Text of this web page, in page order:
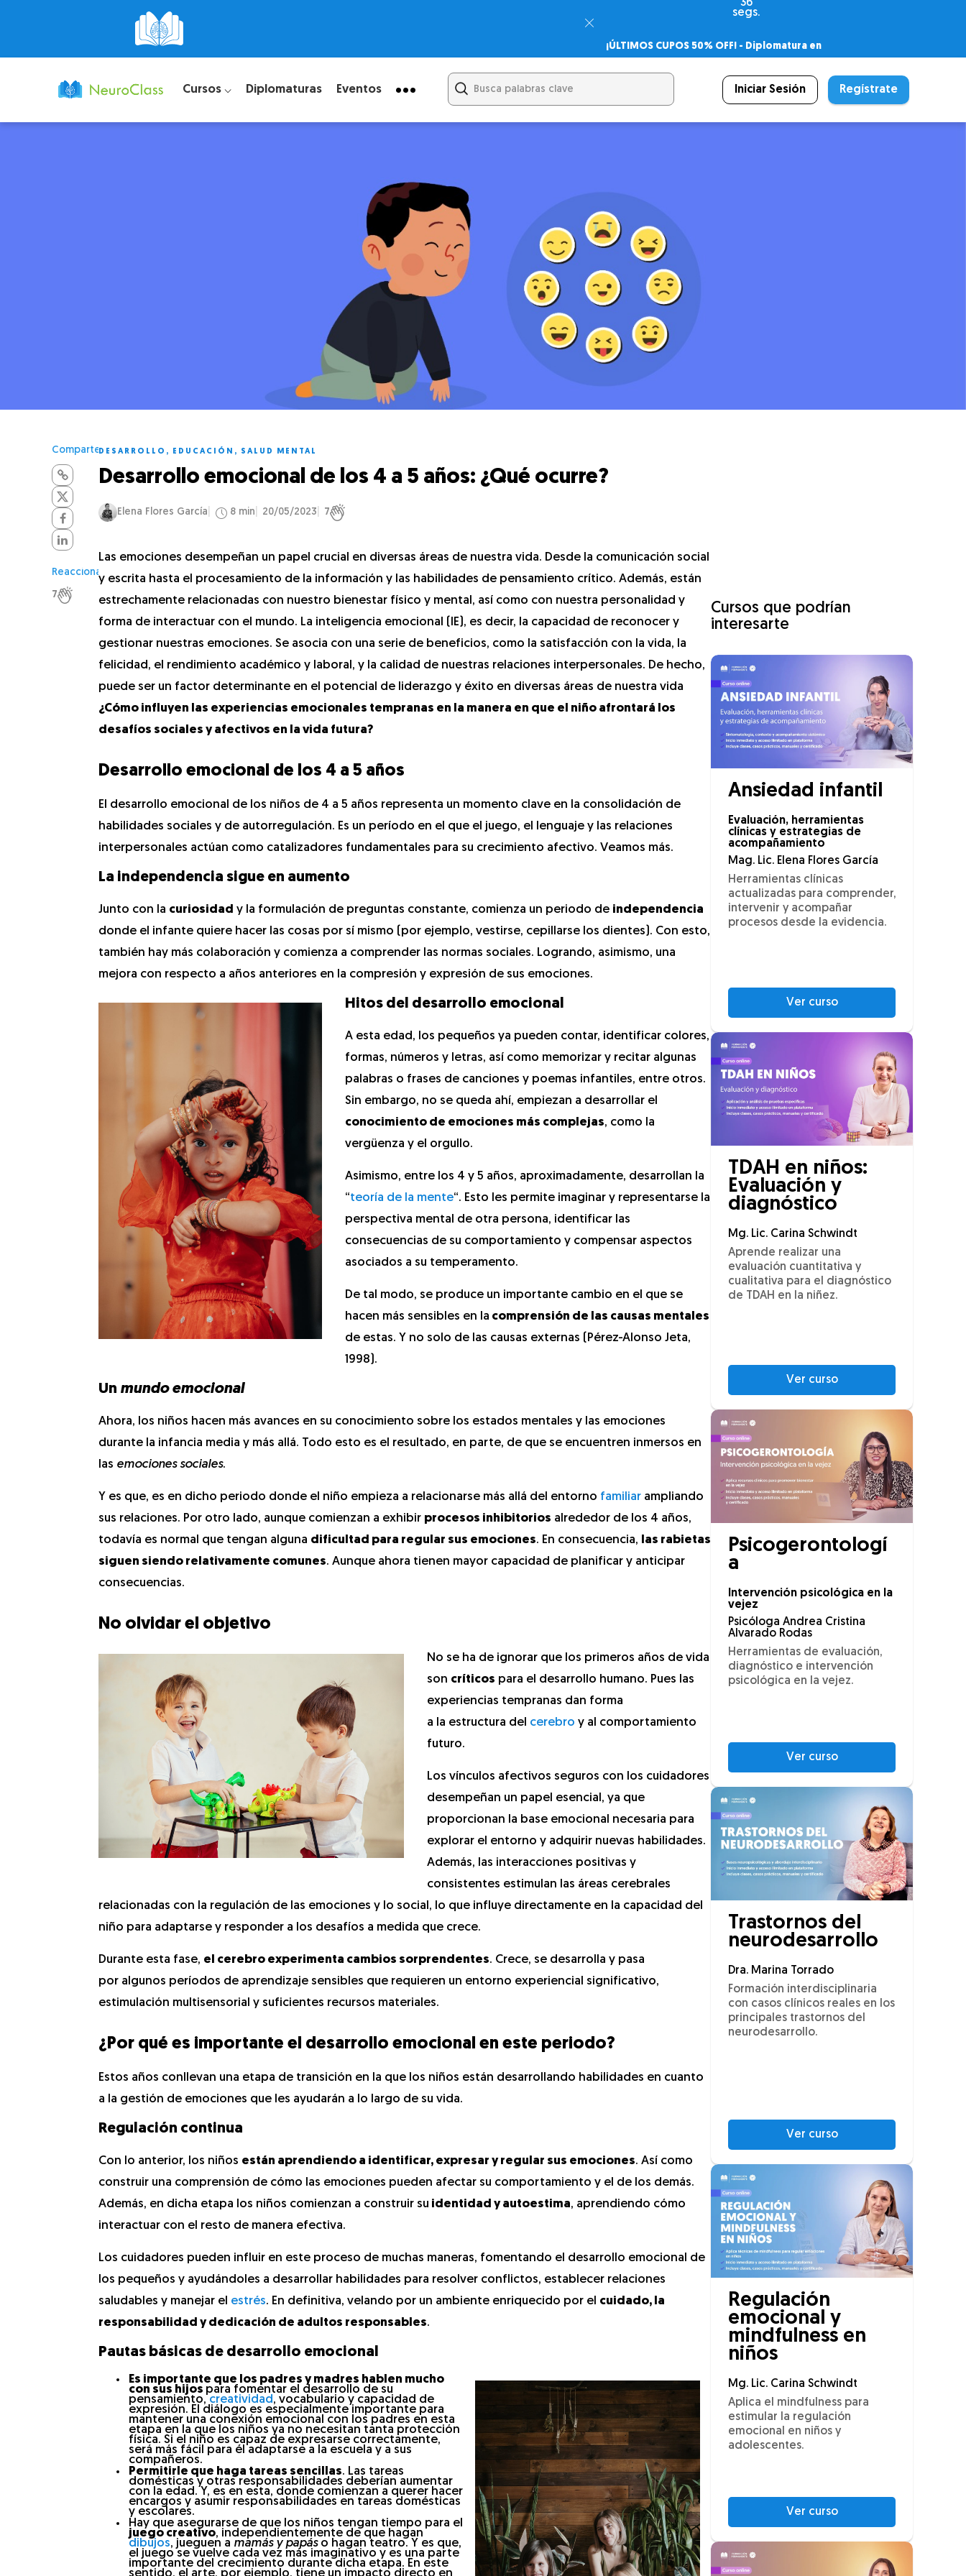
34
segs.
¡ÚLTIMOS CUPOS 50% OFF! - Diplomatura en
– Certificado Universitario
Cursos ⌵ Diplomaturas Eventos Iniciar Sesión Regístrate
Comparte
Reacciona
7
DESARROLLO , EDUCACIÓN , SALUD MENTAL
Desarrollo emocional de los 4 a 5 años: ¿Qué ocurre?
Elena Flores García 8 min 20/05/2023 7
Las emociones desempeñan un papel crucial en diversas áreas de nuestra vida. Desde la comunicación social
y escrita hasta el procesamiento de la información y las habilidades de pensamiento crítico. Además, están
estrechamente relacionadas con nuestro bienestar físico y mental, así como con nuestra personalidad y
forma de interactuar con el mundo. La inteligencia emocional (IE), es decir, la capacidad de reconocer y
gestionar nuestras emociones. Se asocia con una serie de beneficios, como la satisfacción con la vida, la
felicidad, el rendimiento académico y laboral, y la calidad de nuestras relaciones interpersonales. De hecho,
puede ser un factor determinante en el potencial de liderazgo y éxito en diversas áreas de nuestra vida
¿Cómo influyen las experiencias emocionales tempranas en la manera en que el niño afrontará los
desafíos sociales y afectivos en la vida futura?
Desarrollo emocional de los 4 a 5 años
El desarrollo emocional de los niños de 4 a 5 años representa un momento clave en la consolidación de
habilidades sociales y de autorregulación. Es un período en el que el juego, el lenguaje y las relaciones
interpersonales actúan como catalizadores fundamentales para su crecimiento afectivo. Veamos más.
La independencia sigue en aumento
Junto con la curiosidad y la formulación de preguntas constante, comienza un periodo de independencia
donde el infante quiere hacer las cosas por sí mismo (por ejemplo, vestirse, cepillarse los dientes). Con esto,
también hay más colaboración y comienza a comprender las normas sociales. Logrando, asimismo, una
mejora con respecto a años anteriores en la compresión y expresión de sus emociones.
Hitos del desarrollo emocional
A esta edad, los pequeños ya pueden contar, identificar colores,
formas, números y letras, así como memorizar y recitar algunas
palabras o frases de canciones y poemas infantiles, entre otros.
Sin embargo, no se queda ahí, empiezan a desarrollar el
conocimiento de emociones más complejas, como la
vergüenza y el orgullo.
Asimismo, entre los 4 y 5 años, aproximadamente, desarrollan la
“teoría de la mente“. Esto les permite imaginar y representarse la
perspectiva mental de otra persona, identificar las
consecuencias de su comportamiento y compensar aspectos
asociados a su temperamento.
De tal modo, se produce un importante cambio en el que se
hacen más sensibles en la comprensión de las causas mentales
de estas. Y no solo de las causas externas (Pérez-Alonso Jeta,
1998).
Un mundo emocional
Ahora, los niños hacen más avances en su conocimiento sobre los estados mentales y las emociones
durante la infancia media y más allá. Todo esto es el resultado, en parte, de que se encuentren inmersos en
las emociones sociales.
Y es que, es en dicho periodo donde el niño empieza a relacionarse más allá del entorno familiar ampliando
sus relaciones. Por otro lado, aunque comienzan a exhibir procesos inhibitorios alrededor de los 4 años,
todavía es normal que tengan alguna dificultad para regular sus emociones. En consecuencia,
las rabietas
siguen siendo relativamente comunes. Aunque ahora tienen mayor capacidad de planificar y anticipar
consecuencias.
No olvidar el objetivo
No se ha de ignorar que los primeros años de vida
son críticos para el desarrollo humano. Pues las
experiencias tempranas dan forma
a la estructura del cerebro y al comportamiento
futuro.
Los vínculos afectivos seguros con los cuidadores
desempeñan un papel esencial, ya que
proporcionan la base emocional necesaria para
explorar el entorno y adquirir nuevas habilidades.
Además, las interacciones positivas y
consistentes estimulan las áreas cerebrales
relacionadas con la regulación de las emociones y lo social, lo que influye directamente en la capacidad del
niño para adaptarse y responder a los desafíos a medida que crece.
Durante esta fase, el cerebro experimenta cambios sorprendentes. Crece, se desarrolla y pasa
por algunos períodos de aprendizaje sensibles que requieren un entorno experiencial significativo,
estimulación multisensorial y suficientes recursos materiales.
¿Por qué es importante el desarrollo emocional en este periodo?
Estos años conllevan una etapa de transición en la que los niños están desarrollando habilidades en cuanto
a la gestión de emociones que les ayudarán a lo largo de su vida.
Regulación continua
Con lo anterior, los niños están aprendiendo a identificar, expresar y regular sus emociones. Así como
construir una comprensión de cómo las emociones pueden afectar su comportamiento y el de los demás.
Además, en dicha etapa los niños comienzan a construir su identidad y autoestima, aprendiendo cómo
interactuar con el resto de manera efectiva.
Los cuidadores pueden influir en este proceso de muchas maneras, fomentando el desarrollo emocional de
los pequeños y ayudándoles a desarrollar habilidades para resolver conflictos, establecer relaciones
saludables y manejar el estrés. En definitiva, velando por un ambiente enriquecido por el cuidado, la
responsabilidad y dedicación de adultos responsables.
Pautas básicas de desarrollo emocional
Es importante que los padres y madres hablen mucho
con sus hijos para fomentar el desarrollo de su
pensamiento, creatividad, vocabulario y capacidad de
expresión. El diálogo es especialmente importante para
mantener una conexión emocional con los padres en esta
etapa en la que los niños ya no necesitan tanta protección
física. Si el niño es capaz de expresarse correctamente,
será más fácil para él adaptarse a la escuela y a sus
compañeros.
Permitirle que haga tareas sencillas. Las tareas
domésticas y otras responsabilidades deberían aumentar
con la edad. Y, es en esta, donde comienzan a querer hacer
encargos y asumir responsabilidades en tareas domésticas
y escolares.
Hay que asegurarse de que los niños tengan tiempo para el
juego creativo, independientemente de que hagan
dibujos, jueguen a mamás y papáso hagan teatro. Y es que,
el juego se vuelve cada vez más imaginativo y es una parte
importante del crecimiento durante dicha etapa. En este
sentido, el arte, por ejemplo, tiene un impacto directo en
Cursos que podrían
interesarte
Ansiedad infantil
Evaluación, herramientas
clínicas y estrategias de
acompañamiento
Mag. Lic. Elena Flores García
Herramientas clínicas
actualizadas para comprender,
intervenir y acompañar
procesos desde la evidencia.
Ver curso
TDAH en niños:
Evaluación y
diagnóstico
Mg. Lic. Carina Schwindt
Aprende realizar una
evaluación cuantitativa y
cualitativa para el diagnóstico
de TDAH en la niñez.
Ver curso
Psicogerontologí
a
Intervención psicológica en la
vejez
Psicóloga Andrea Cristina
Alvarado Rodas
Herramientas de evaluación,
diagnóstico e intervención
psicológica en la vejez.
Ver curso
Trastornos del
neurodesarrollo
Dra. Marina Torrado
Formación interdisciplinaria
con casos clínicos reales en los
principales trastornos del
neurodesarrollo.
Ver curso
Regulación
emocional y
mindfulness en
niños
Mg. Lic. Carina Schwindt
Aplica el mindfulness para
estimular la regulación
emocional en niños y
adolescentes.
Ver curso